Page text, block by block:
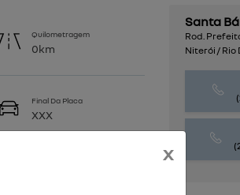
Santa
Rod.
Niterói / Rio
Quilometragem
0km
Final Da Placa
XXX
x